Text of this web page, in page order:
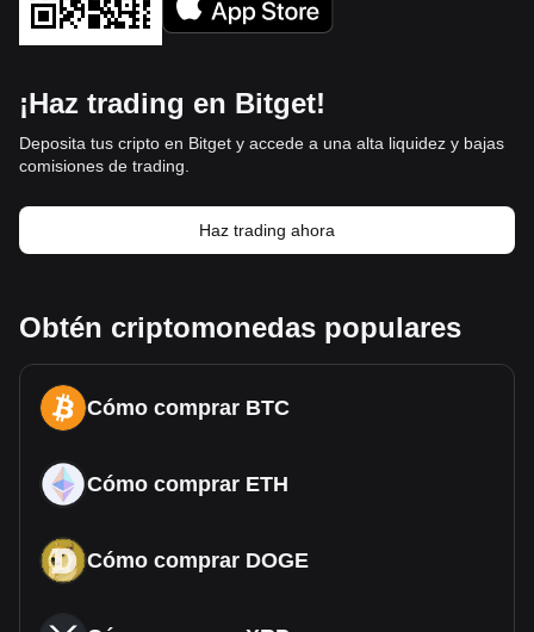
¡Haz trading en Bitget!
Deposita tus cripto en Bitget y accede a una alta liquidez y bajas
comisiones de trading.
Haz trading ahora
Obtén criptomonedas populares
Cómo comprar BTC
Cómo comprar ETH
Cómo comprar DOGE